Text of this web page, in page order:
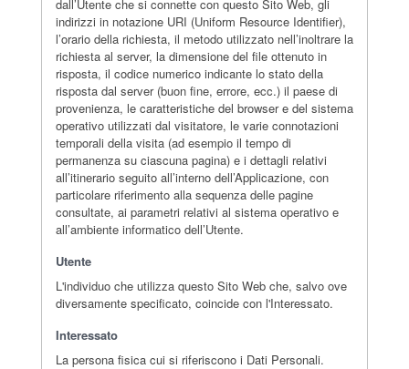
dall’Utente che si connette con questo Sito Web, gli
indirizzi in notazione URI (Uniform Resource Identifier),
l’orario della richiesta, il metodo utilizzato nell’inoltrare la
richiesta al server, la dimensione del file ottenuto in
risposta, il codice numerico indicante lo stato della
risposta dal server (buon fine, errore, ecc.) il paese di
provenienza, le caratteristiche del browser e del sistema
operativo utilizzati dal visitatore, le varie connotazioni
temporali della visita (ad esempio il tempo di
permanenza su ciascuna pagina) e i dettagli relativi
all’itinerario seguito all’interno dell’Applicazione, con
particolare riferimento alla sequenza delle pagine
consultate, ai parametri relativi al sistema operativo e
all’ambiente informatico dell’Utente.
Utente
L'individuo che utilizza questo Sito Web che, salvo ove
diversamente specificato, coincide con l'Interessato.
Interessato
La persona fisica cui si riferiscono i Dati Personali.